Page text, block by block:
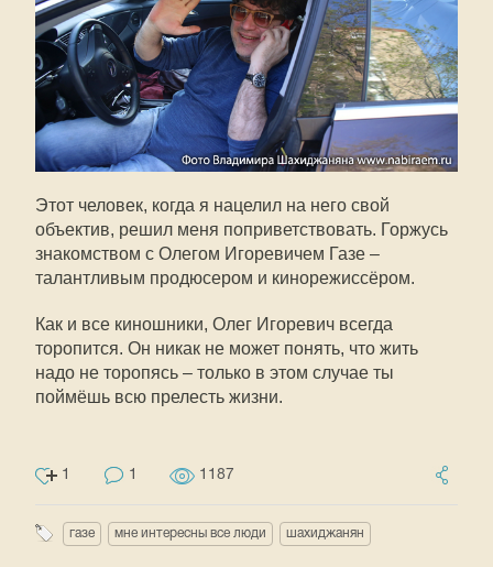
Этот человек, когда я нацелил на него свой
объектив, решил меня поприветствовать. Горжусь
знакомством с Олегом Игоревичем Газе –
талантливым продюсером и кинорежиссёром.
Как и все киношники, Олег Игоревич всегда
торопится. Он никак не может понять, что жить
надо не торопясь – только в этом случае ты
поймёшь всю прелесть жизни.
1 1 1187
газе мне интересны все люди шахиджанян